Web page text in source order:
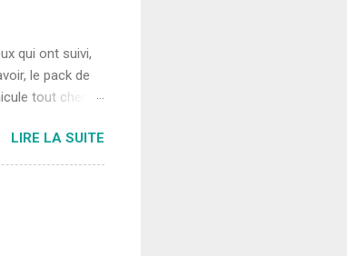
qui ont suivi,
le pack de
tout chemin
de métal,
(=Mud and
du
à la motricité !
LIRE LA SUITE